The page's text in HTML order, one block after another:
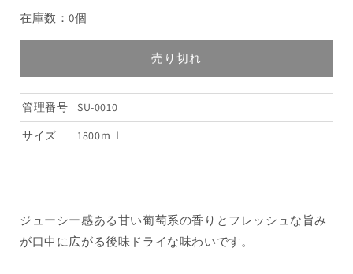
純
米
濾
過
生
酒
「五
60」
1800ml（1
米
濾
過
生
酒
「五
60」
1800ml（1
在庫数：0個
売り切れ
管理番号
SU-0010
サイズ
1800ｍｌ
ジューシー感ある甘い葡萄系の香りとフレッシュな旨み
が口中に広がる後味ドライな味わいです。